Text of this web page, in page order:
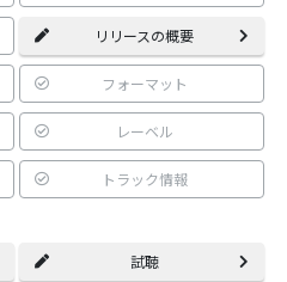
リリースの概要
フォーマット
レーベル
トラック情報
試聴